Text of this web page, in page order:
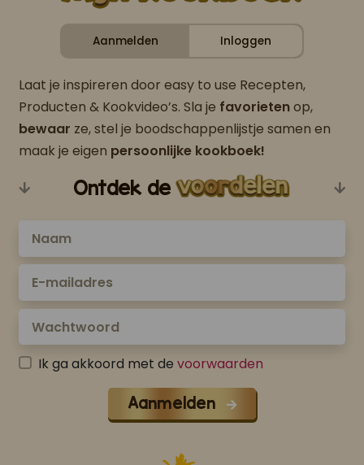
Aanmelden Inloggen
Laat je inspireren door easy to use Recepten,
Producten & Kookvideo’s. Sla je favorietenop,
bewaar ze, stel je boodschappenlijstje samen en
maak je eigen persoonlijke kookboek!
Ontdek de
Ik ga akkoord met de voorwaarden
Aanmelden